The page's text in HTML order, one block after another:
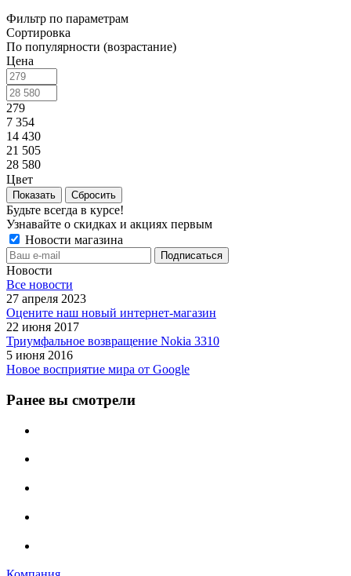
Фильтр по параметрам
Сортировка
По популярности (возрастание)
Цена
279
7 354
14 430
21 505
28 580
Цвет
Сбросить
Будьте всегда в курсе!
Узнавайте о скидках и акциях первым
Новости магазина
Новости
Все новости
27 апреля 2023
Оцените наш новый интернет-магазин
22 июня 2017
Триумфальное возвращение Nokia 3310
5 июня 2016
Новое восприятие мира от Google
Ранее вы смотрели